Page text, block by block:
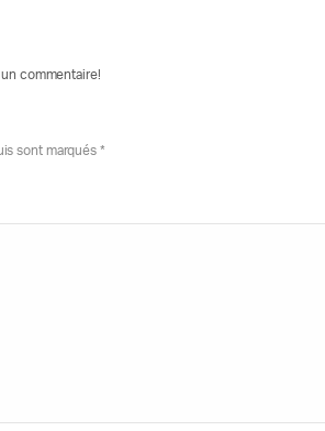
commentaire!
sont marqués *